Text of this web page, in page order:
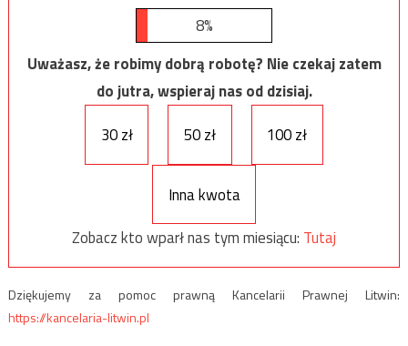
8%
Uważasz, że robimy dobrą robotę? Nie czekaj zatem
do jutra, wspieraj nas od dzisiaj.
30 zł
50 zł 100 zł
Inna kwota
Zobacz kto wparł nas tym miesiącu: Tutaj
Dziękujemy za pomoc prawną Kancelarii Prawnej Litwin:
https://kancelaria-litwin.pl